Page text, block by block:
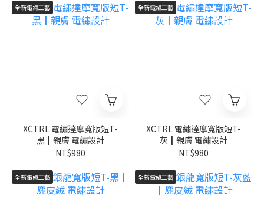
全新電繡工藝
XCTRL 電繡達摩寬版短T-
黑┃親膚 電繡設計
NT$980
全新電繡工藝
XCTRL 電繡達摩寬版短T-
灰┃親膚 電繡設計
NT$980
全新電繡工藝 全新電繡工藝